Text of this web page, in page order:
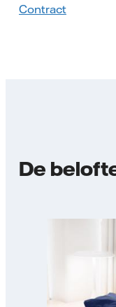
Contract
De